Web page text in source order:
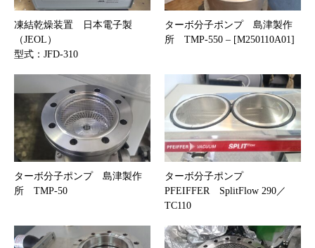
凍結乾燥装置 日本電子製
（JEOL）
型式：JFD-310
ターボ分子ポンプ 島津製作
所 TMP-550 – [M250110A01]
ターボ分子ポンプ 島津製作
所 TMP-50
ターボ分子ポンプ
PFEIFFER SplitFlow 290／
TC110